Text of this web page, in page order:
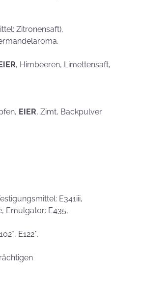
Zitronensaft),
, Himbeeren, Limettensaft,
EIER, Zimt, Backpulver
E341iii,
Emulgator: E435,
E122*,